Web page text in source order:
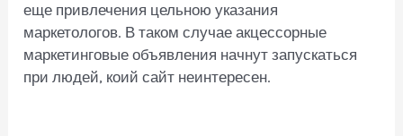
еще привлечения цельною указания
маркетологов. В таком случае акцессорные
маркетинговые объявления начнут запускаться
при людей, коий сайт неинтересен.